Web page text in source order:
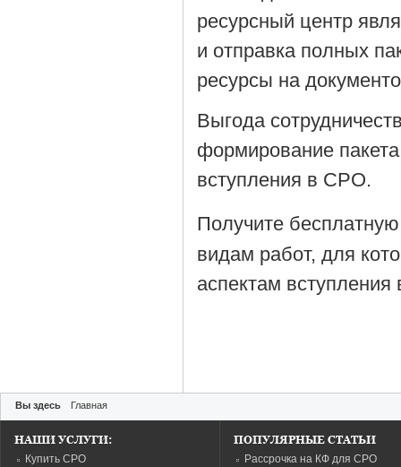
ресурсный центр
и отправка полных
ресурсы на
Выгода
формирование
вступления в СРО.
Получите
видам работ, для
аспектам
Вы здесь Главная
НАШИ УСЛУГИ:
Купить СРО
ПОПУЛЯРНЫЕ СТАТЬИ
Рассрочка на КФ для СРО